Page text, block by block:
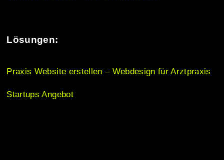
Lösungen:
Praxis Website erstellen – Webdesign für Arztpraxis
Startups Angebot